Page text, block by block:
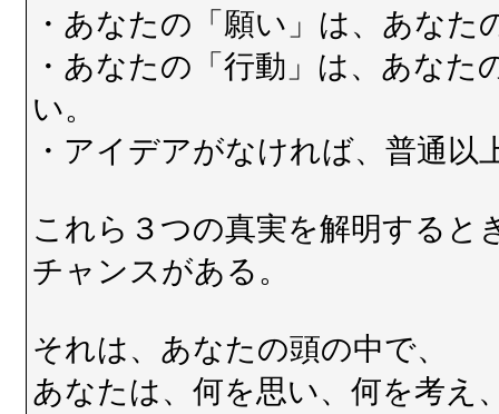
・あなたの「願い」は、あなた
・あなたの「行動」は、あなた
い。
・アイデアがなければ、普通以
これら３つの真実を解明すると
チャンスがある。
それは、あなたの頭の中で、
あなたは、何を思い、何を考え